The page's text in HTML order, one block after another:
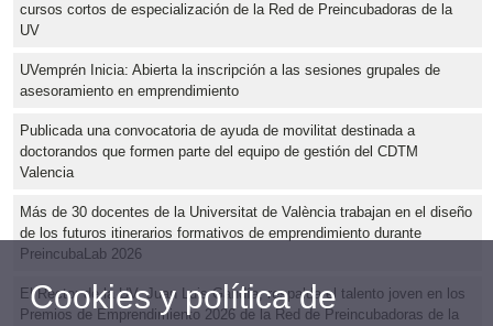
cursos cortos de especialización de la Red de Preincubadoras de la
UV
UVemprén Inicia: Abierta la inscripción a las sesiones grupales de
asesoramiento en emprendimiento
Publicada una convocatoria de ayuda de movilitat destinada a
doctorandos que formen parte del equipo de gestión del CDTM
Valencia
Más de 30 docentes de la Universitat de València trabajan en el diseño
de los futuros itinerarios formativos de emprendimiento durante
PreincubaLab 2026
El Rector de la UV, Juan Luis Gandía, respalda el talento joven en los
Premios de Emprendimiento 2026 de la Red de Preincubadoras de la
Cookies y política de